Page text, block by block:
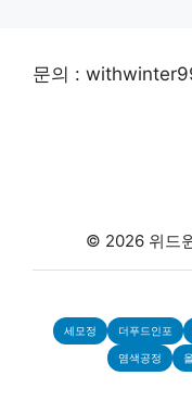
문의 :
© 2026 위드
세모정 더푸드인포
염색공정